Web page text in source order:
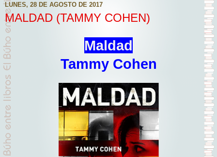
LUNES, 28 DE AGOSTO DE 2017
MALDAD (TAMMY COHEN)
Maldad
Tammy Cohen